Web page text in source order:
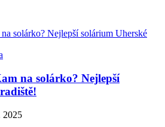
na solárko? Nejlepší
2025